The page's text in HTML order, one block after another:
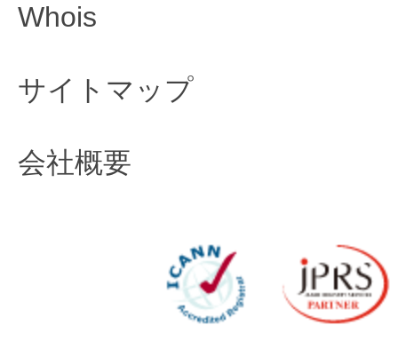
Whois
サイトマップ
会社概要